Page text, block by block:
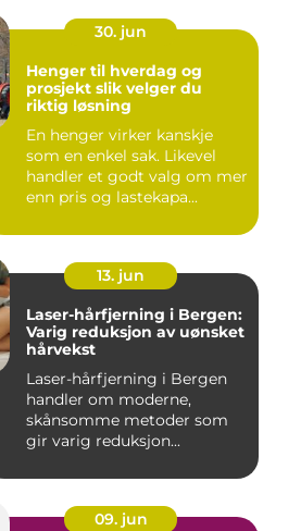
30. jun
Henger til hverdag og
prosjekt slik velger du
riktig løsning
En henger virker kanskje
som en enkel sak. Likevel
handler et godt valg om mer
enn pris og lastekapa...
13. jun
Laser-hårfjerning i Bergen:
Varig reduksjon av uønsket
hårvekst
Laser-hårfjerning i Bergen
handler om moderne,
skånsomme metoder som
gir varig reduksjon...
09. jun